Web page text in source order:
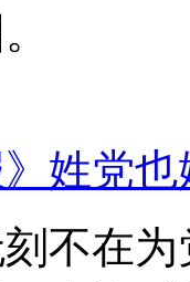
》姓党
刻不在